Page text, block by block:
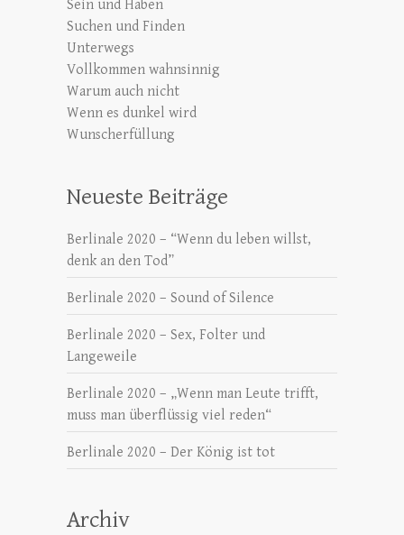
Sein und Haben
Suchen und Finden
Unterwegs
Vollkommen wahnsinnig
Warum auch nicht
Wenn es dunkel wird
Wunscherfüllung
Neueste Beiträge
Berlinale 2020 – “Wenn du leben willst,
denk an den Tod”
Berlinale 2020 – Sound of Silence
Berlinale 2020 – Sex, Folter und
Langeweile
Berlinale 2020 – „Wenn man Leute trifft,
muss man überflüssig viel reden“
Berlinale 2020 – Der König ist tot
Archiv